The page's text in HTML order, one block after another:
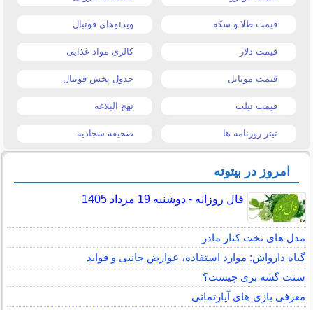
قیمت طلا و سکه ویدئوهای فوتبال
قیمت دلار کالری مواد غذایی
قیمت موبایل جدول پخش فوتبال
قیمت تبلت نهج البلاغه
تیتر روزنامه ها صحیفه سجادیه
امروز در بیتوته
فال روزانه - دوشنبه 19 مرداد 1405
مدل های تخت کنار مادر
گیاه دارواش: موارد استفاده، عوارض جانبی و فواید
سنت گشه بری چیست؟
معرفی بازی های آپارتمانی